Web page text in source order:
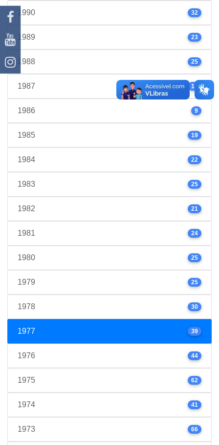
1990 32
1989 23
1988 25
1987 17
1986 9
1985 19
1984 22
1983 25
1982 21
1981 24
1980 25
1979 25
1978 30
1977 39
1976 44
1975 62
1974 41
1973 66